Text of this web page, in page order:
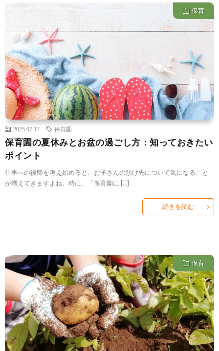
保育
2025.07.17 保育園
保育園の夏休みとお盆の過ごし方：知っておきたい
ポイント
仕事への復帰を考え始めると、お子さんの預け先について気になること
が増えてきますよね。特に、「保育園に […]
続きを読む
保育